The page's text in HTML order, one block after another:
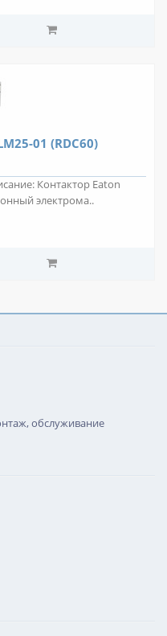
01 (RDC60)
Контактор Eaton
электрома..
обслуживание